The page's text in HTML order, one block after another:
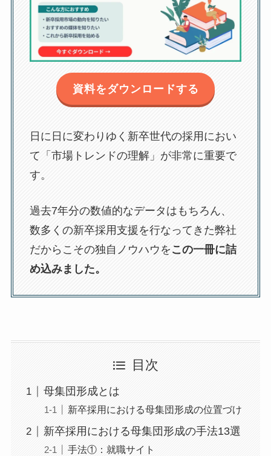
資料をダウンロードする
日に日に変わりゆく新卒世代の採用におい
て「市場トレンドの理解」が非常に重要で
す。
過去7年分の数値的なデータはもちろん、
数多くの新卒採用支援を行なってきた弊社
だからこその独自ノウハウを この一冊に詰
め込みました。
目次
母集団形成とは
新卒採用における母集団形成の位置づけ
新卒採用における母集団形成の手法13選
手法①：就職サイト